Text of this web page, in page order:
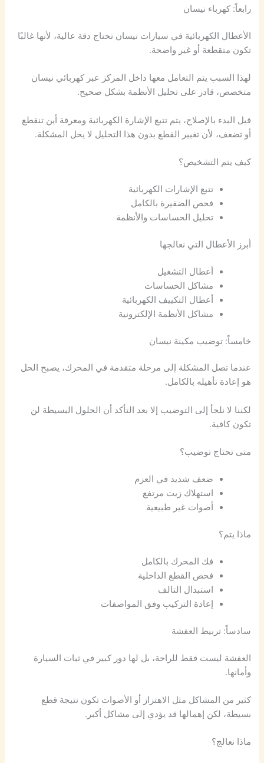
رابعاً: كهرباء نيسان
الأعطال الكهربائية في سيارات نيسان تحتاج دقة عالية، لأنها غالبًا
تكون متقطعة أو غير واضحة.
لهذا السبب يتم التعامل معها داخل المركز عبر كهربائي نيسان
متخصص، قادر على تحليل الأنظمة بشكل صحيح.
قبل البدء بالإصلاح، يتم تتبع الإشارة الكهربائية ومعرفة أين تنقطع
أو تضعف، لأن تغيير القطع بدون هذا التحليل لا يحل المشكلة.
كيف يتم التشخيص؟
تتبع الإشارات الكهربائية
فحص الضفيرة بالكامل
تحليل الحساسات والأنظمة
أبرز الأعطال التي نعالجها
أعطال التشغيل
مشاكل الحساسات
أعطال التكييف الكهربائية
مشاكل الأنظمة الإلكترونية
خامساً: توضيب مكينة نيسان
عندما تصل المشكلة إلى مرحلة متقدمة في المحرك، يصبح الحل
هو إعادة تأهيله بالكامل.
لكننا لا نلجأ إلى التوضيب إلا بعد التأكد أن الحلول البسيطة لن
تكون كافية.
متى تحتاج توضيب؟
ضعف شديد في العزم
استهلاك زيت مرتفع
أصوات غير طبيعية
ماذا يتم؟
فك المحرك بالكامل
فحص القطع الداخلية
استبدال التالف
إعادة التركيب وفق المواصفات
سادساً: تربيط العفشة
العفشة ليست فقط للراحة، بل لها دور كبير في ثبات السيارة
وأمانها.
كثير من المشاكل مثل الاهتزاز أو الأصوات تكون نتيجة قطع
بسيطة، لكن إهمالها قد يؤدي إلى مشاكل أكبر.
ماذا نعالج؟